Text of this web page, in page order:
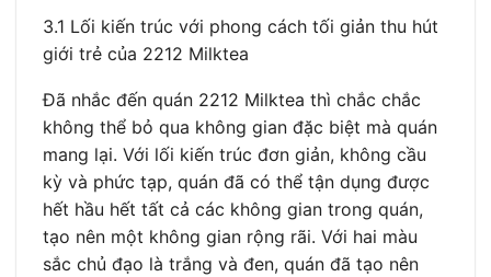
3.1 Lối kiến trúc với phong cách tối giản thu hút
giới trẻ của 2212 Milktea
Đã nhắc đến quán 2212 Milktea thì chắc chắc
không thể bỏ qua không gian đặc biệt mà quán
mang lại. Với lối kiến trúc đơn giản, không cầu
kỳ và phức tạp, quán đã có thể tận dụng được
hết hầu hết tất cả các không gian trong quán,
tạo nên một không gian rộng rãi. Với hai màu
sắc chủ đạo là trắng và đen, quán đã tạo nên